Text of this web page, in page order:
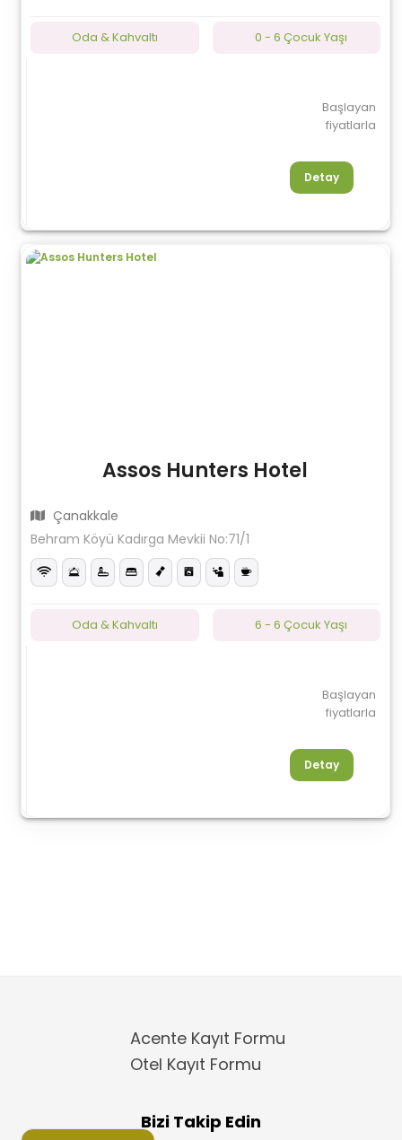
Oda & Kahvaltı 0 - 6 Çocuk Yaşı
Başlayan
fiyatlarla
Detay
Assos Hunters Hotel
Çanakkale
Behram Köyü Kadırga Mevkii No:71/1
Oda & Kahvaltı 6 - 6 Çocuk Yaşı
Başlayan
fiyatlarla
Detay
Acente Kayıt Formu
Otel Kayıt Formu
Bizi Takip Edin